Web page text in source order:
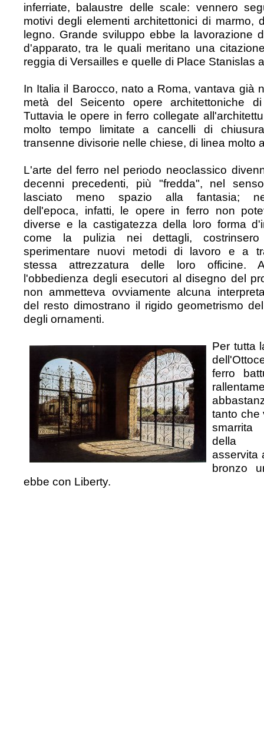
inferriate, balaustre delle scale: vennero
motivi degli elementi architettonici di marmo,
legno. Grande sviluppo ebbe la lavorazione
d'apparato, tra le quali meritano una
reggia di Versailles e quelle di Place Stanislas
In Italia il Barocco, nato a Roma, vantava già
metà del Seicento opere architettoniche
Tuttavia le opere in ferro collegate
molto tempo limitate a cancelli di
transenne divisorie nelle chiese, di linea molto
L'arte del ferro nel periodo neoclassico
decenni precedenti, più "fredda", nel
lasciato meno spazio alla fantasia;
dell'epoca, infatti, le opere in ferro non
diverse e la castigatezza della loro forma
come la pulizia nei dettagli,
sperimentare nuovi metodi di lavoro e a
stessa attrezzatura delle loro officine.
l'obbedienza degli esecutori al disegno del
non ammetteva ovviamente alcuna
del resto dimostrano il rigido geometrismo
degli ornamenti.
Per tutta
ferro
tanto che
della
asservita
bronzo
ebbe con Liberty.